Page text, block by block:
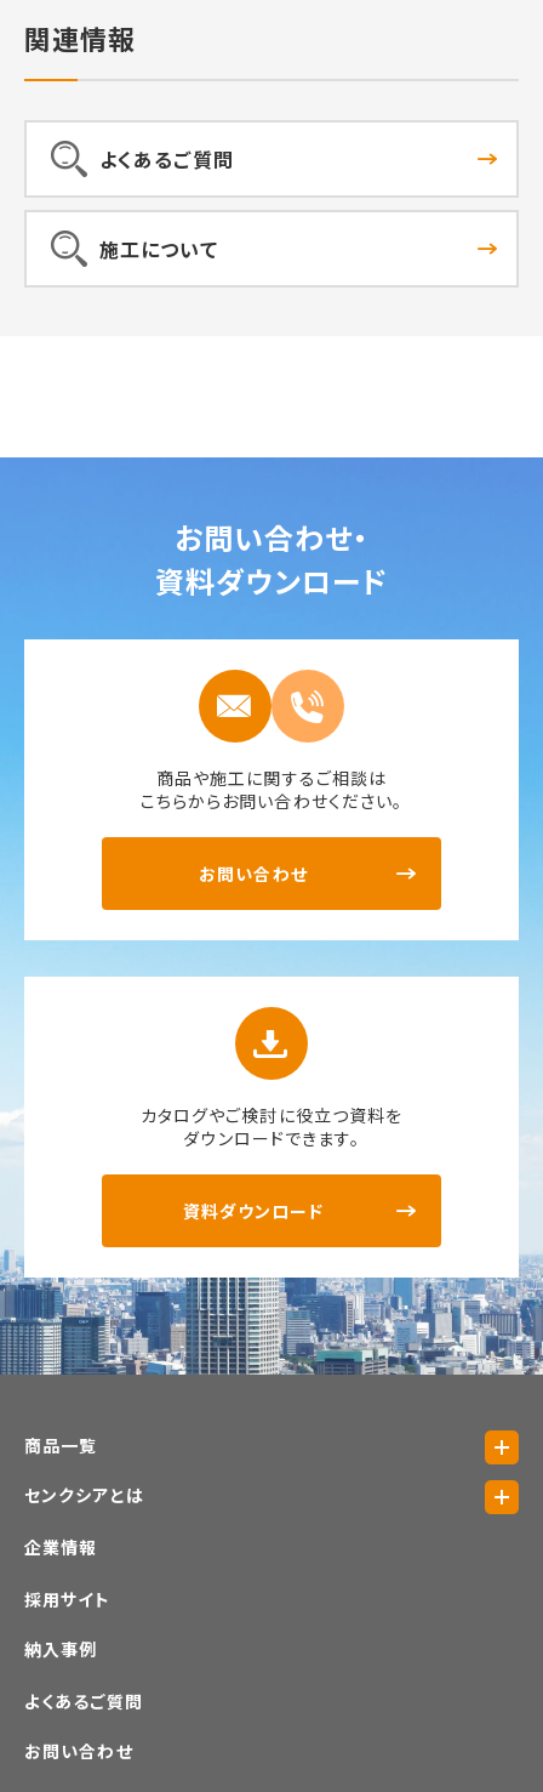
関連情報
よくあるご質問
施工について
お問い合わせ・
資料ダウンロード
商品や施工に関するご相談は
こちらからお問い合わせください。
お問い合わせ
カタログやご検討に役立つ資料を
ダウンロードできます。
資料ダウンロード
商品一覧
センクシアとは
企業情報
採用サイト
納入事例
よくあるご質問
お問い合わせ